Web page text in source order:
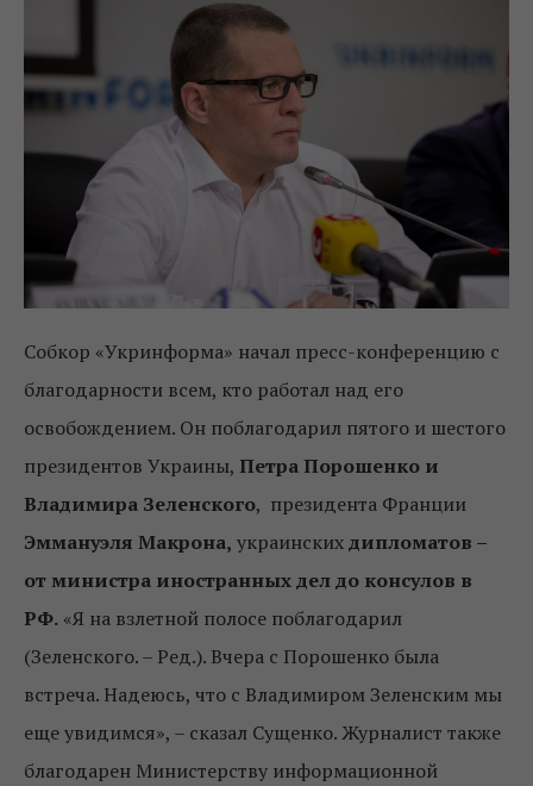
Собкор «Укринформа» начал пресс-конференцию с
благодарности всем, кто работал над его
освобождением. Он поблагодарил пятого и шестого
президентов Украины, Петра Порошенко и
Владимира Зеленского, президента Франции
Эммануэля Макрона, украинскихдипломатов –
от министра иностранных дел до консулов в
РФ. «Я на взлетной полосе поблагодарил
(Зеленского. – Ред.). Вчера с Порошенко была
встреча. Надеюсь, что с Владимиром Зеленским мы
еще увидимся», – сказал Сущенко. Журналист также
благодарен Министерству информационной